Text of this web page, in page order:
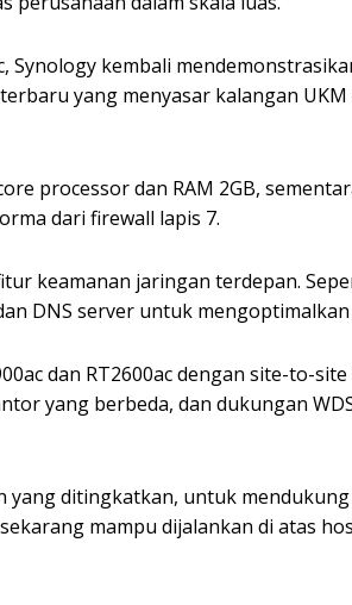
kembali
yang menyasar kalangan
processor dan RAM 2GB,
dari firewall lapis 7.
keamanan jaringan terdepan.
DNS server untuk
dan RT2600ac dengan site-to-
yang berbeda, dan dukungan
ditingkatkan, untuk
mampu dijalankan di atas